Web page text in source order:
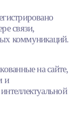
связи,
коммуникаций.
на сайте,
и